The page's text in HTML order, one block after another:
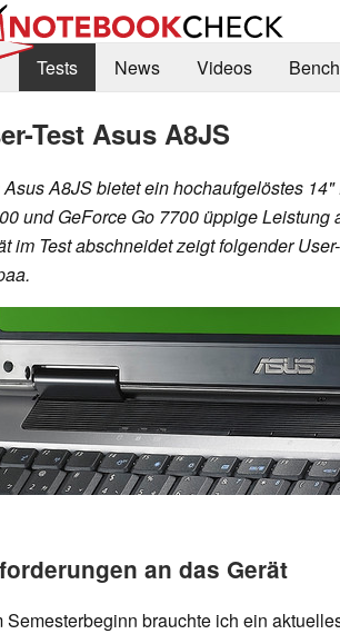
Tests
News Videos
Test Asus A8JS
A8JS bietet ein hochaufgelöstes
und GeForce Go 7700 üppige Leistung
im Test abschneidet zeigt folgender
an das Gerät
Semesterbeginn brauchte ich ein